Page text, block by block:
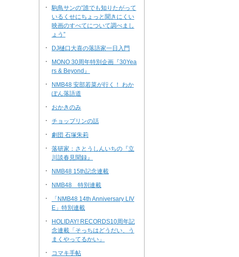
・
駒鳥サンの“誰でも知りたがって
いるくせにちょっと聞きにくい
映画のすべてについて調べまし
ょう”
・
DJ樋口大喜の落語家一日入門
・
MONO 30周年特別企画『30Yea
rs & Beyond』
・
NMB48 安部若菜が行く！ わか
ぽん落語道
・
おかきのみ
・
チョップリンの話
・
劇団 石塚朱莉
・
落研家：さとうしんいちの『立
川談春見聞録』
・
NMB48 15th記念連載
・
NMB48 特別連載
・
「NMB48 14th Anniversary LIV
E」特別連載
・
HOLIDAY! RECORDS10周年記
念連載「そっちはどうだい、う
まくやってるかい」
・
コマキ手帖